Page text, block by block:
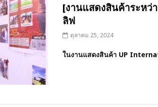
[งานแสดงสินค้าระหว่
ลิฟ
ตุลาคม 25, 2024
ในงานแสดงสินค้า UP